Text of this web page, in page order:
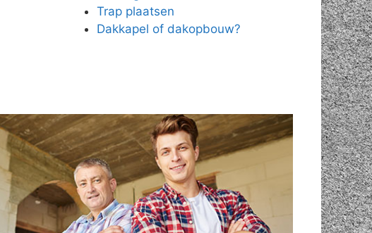
Trap plaatsen
Dakkapel of dakopbouw?